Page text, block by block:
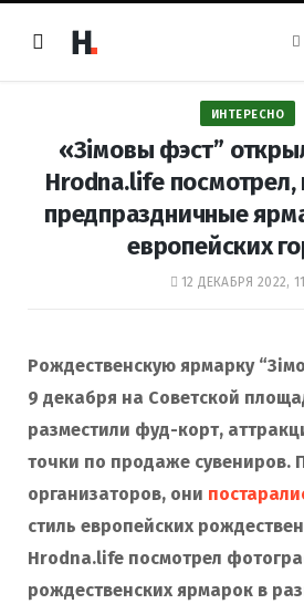
ИНТЕРЕСНО
«Зімовы фэст”
Hrodna.life посмотрел,
предпраздничные
европейских
12 ДЕКАБРЯ 2022,
Рождественскую ярмарку
9 декабря на Советской
разместили фуд-корт,
точки по продаже сувениров.
организаторов, они
стиль европейских
Hrodna.life посмотрел
рождественских ярмарок в